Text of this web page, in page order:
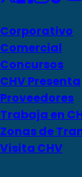
Corporativo
Comercial
Concursos
CHV Presenta
Proveedores
Trabaja en
Zonas de
Visita CHV